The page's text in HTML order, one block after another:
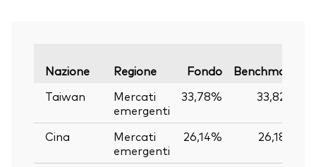
Nazione Regione Fondo Benchmark
Taiwan
Mercati
emergenti
33,78% 33,82%
Cina
Mercati
emergenti
26,14% 26,18%